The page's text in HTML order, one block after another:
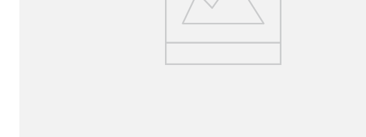
sony fx
dji mic mini